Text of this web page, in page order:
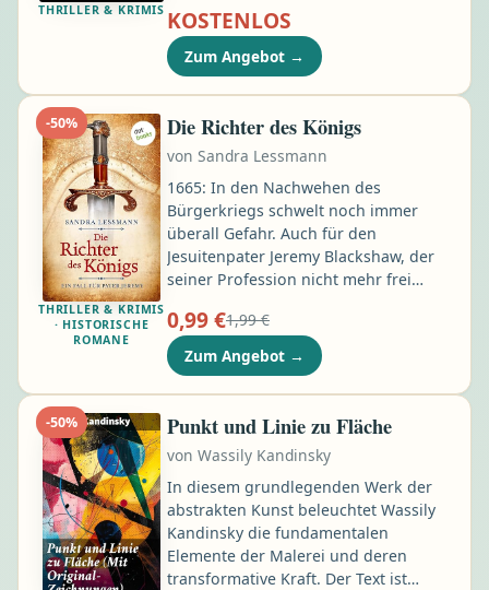
THRILLER & KRIMIS
verlieren mächtige Männer nicht nur
Geld. Sie verlieren Geheimnisse.
Macht. Leben. Nico Ferrante war der
einzige Mann, der mich je fast alles
gekostet hätte. Vor fünf Jahren
brannten wir in Rom lichterloh. Am
Morgen danach glaubte er, ich hätte
ihn verraten. Jetzt ist er zurück …
KOSTENLOS
Zum Angebot →
-50%
THRILLER & KRIMIS
· HISTORISCHE
ROMANE
Die Richter des Königs
von Sandra Lessmann
1665: In den Nachwehen des
Bürgerkriegs schwelt noch immer
überall Gefahr. Auch für den
Jesuitenpater Jeremy Blackshaw, der
seiner Profession nicht mehr frei
London wieder als Arzt zu arbeiten,
doch als er zu einem Patienten
gerufen wird, findet sich Jeremy
plötzlich inmitten eines Netzes
mysteriöser Anschläge wieder: Sir
Orlando, ein angesehener Richter,
vermutet hinter dem unerwarteten
Tod eines Kollegen einen perfiden
Giftmord …
0,99 €1,99 €
Zum Angebot →
-50% Punkt und Linie zu Fläche
von Wassily Kandinsky
In diesem grundlegenden Werk der
abstrakten Kunst beleuchtet Wassily
Kandinsky die fundamentalen
Elemente der Malerei und deren
transformative Kraft. Der Text ist